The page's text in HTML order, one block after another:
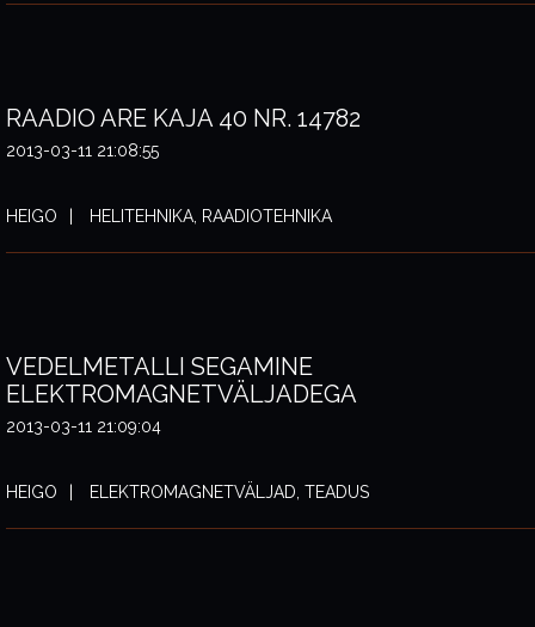
RAADIO ARE KAJA 40 NR. 14782
2013-03-11 21:08:55
HEIGO HELITEHNIKA, RAADIOTEHNIKA
VEDELMETALLI SEGAMINE
ELEKTROMAGNETVÄLJADEGA
2013-03-11 21:09:04
HEIGO ELEKTROMAGNETVÄLJAD, TEADUS